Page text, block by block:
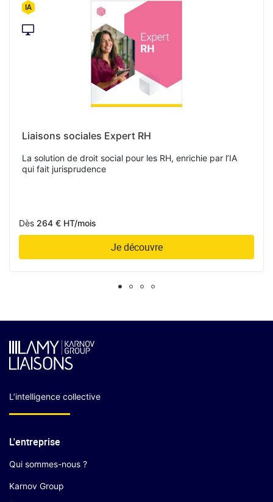
Liaisons sociales Expert RH
La solution de droit social pour les RH, enrichie par l’IA
qui fait jurisprudence
Dès 264 € HT/mois
Je découvre
L’intelligence collective
L'entreprise
Qui sommes-nous ?
Karnov Group